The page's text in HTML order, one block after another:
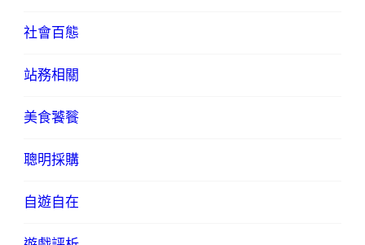
社會百態
站務相關
美食饕餮
聰明採購
自遊自在